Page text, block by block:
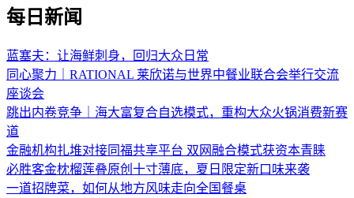
每日新闻
蓝塞夫：让海鲜刺身，回归大众日常
同心聚力｜RATIONAL 莱欣诺与世界中餐业联合会举行交流
座谈会
跳出内卷竞争｜海大富复合自选模式，重构大众火锅消费新赛
道
金融机构扎堆对接同福共享平台 双网融合模式获资本青睐
必胜客金枕榴莲叠原创十寸薄底，夏日限定新口味来袭
一道招牌菜，如何从地方风味走向全国餐桌